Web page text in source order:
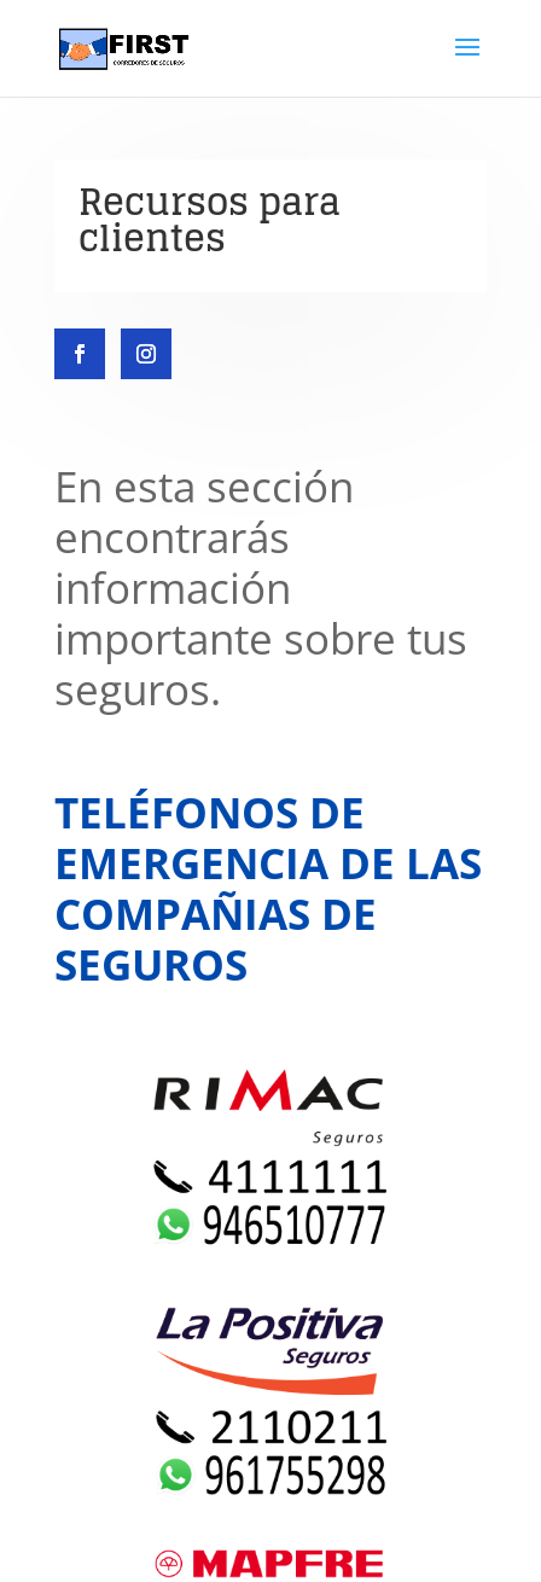
Recursos para
clientes
En esta sección
encontrarás
información
importante sobre tus
seguros.
TELÉFONOS DE
EMERGENCIA DE LAS
COMPAÑIAS DE
SEGUROS